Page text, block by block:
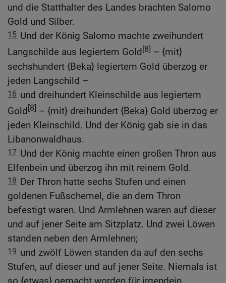
und die Statthalter des Landes brachten Salomo
Gold und Silber.
15 Und der König Salomo machte zweihundert
Langschilde aus legiertem Gold[8] – {mit}
sechshundert {Beka} legiertem Gold überzog er
jeden Langschild –
16 und dreihundert Kleinschilde aus legiertem
Gold[8] – {mit} dreihundert {Beka} Gold überzog er
jeden Kleinschild. Und der König gab sie in das
Libanonwaldhaus.
17 Und der König machte einen großen Thron aus
Elfenbein und überzog ihn mit reinem Gold.
18 Der Thron hatte sechs Stufen und einen
goldenen Fußschemel, die an dem Thron
befestigt waren. Und Armlehnen waren auf dieser
und auf jener Seite am Sitzplatz. Und zwei Löwen
standen neben den Armlehnen;
19 und zwölf Löwen standen da auf den sechs
Stufen, auf dieser und auf jener Seite. Niemals ist